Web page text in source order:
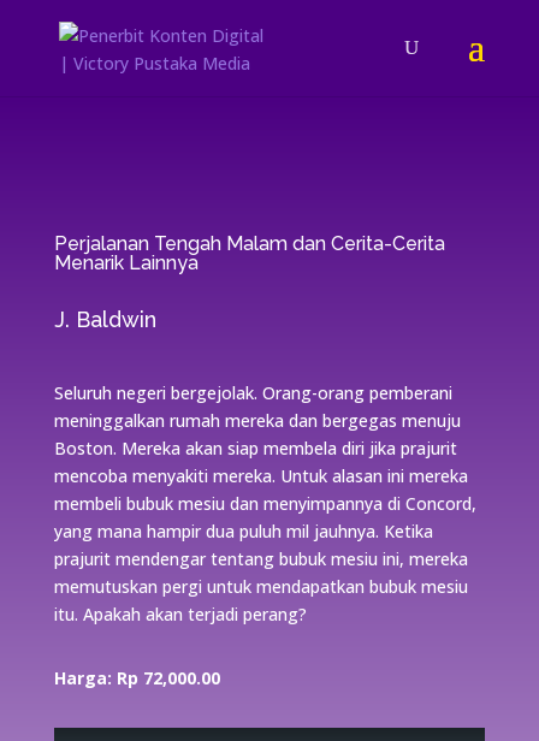
Perjalanan Tengah Malam dan Cerita-Cerita
Menarik Lainnya
J. Baldwin
Seluruh negeri bergejolak. Orang-orang pemberani
meninggalkan rumah mereka dan bergegas menuju
Boston. Mereka akan siap membela diri jika prajurit
mencoba menyakiti mereka. Untuk alasan ini mereka
membeli bubuk mesiu dan menyimpannya di Concord,
yang mana hampir dua puluh mil jauhnya. Ketika
prajurit mendengar tentang bubuk mesiu ini, mereka
memutuskan pergi untuk mendapatkan bubuk mesiu
itu. Apakah akan terjadi perang?
Harga: Rp 72,000.00